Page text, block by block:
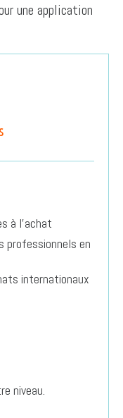
une application
à l’achat
professionnels en
internationaux
niveau.